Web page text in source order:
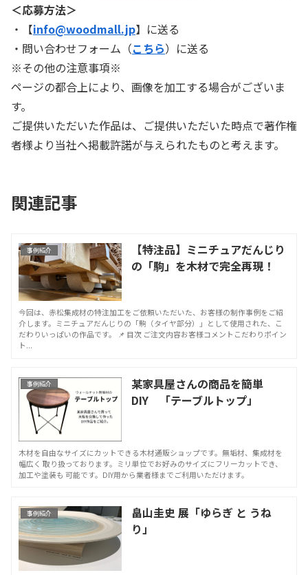
＜応募方法＞
・【info@woodmall.jp】に送る
・問い合わせフォーム（こちら）に送る
※その他の注意事項※
ページの都合上により、画像を加工する場合がございま
す。
ご提供いただいた作品は、ご提供いただいた時点で著作権
者様より当社へ掲載許諾が与えられたものと考えます。
関連記事
事例紹介
【特注品】ミニチュアだんじり
の「駒」を木材で完全再現！
今回は、赤松集成材の特注加工をご依頼いただいた、お客様の制作事例をご紹
介します。ミニチュアだんじりの「駒（タイヤ部分）」として使用された、こ
だわりいっぱいの作品です。 📌 目次 ご注文内容お客様コメントこだわりポイン
ト...
事例紹介
某家具屋さんの商品を簡単
DIY 「テーブルトップ」
木材を自由なサイズにカットできる木材通販ショップです。無垢材、集成材を
幅広く 取り扱っております。ミリ単位でお好みのサイズにフリーカットでき、
加工や塗装も 可能です。DIY用から業者様までご利用いただけます。
事例紹介
畠山圭史 展「ゆらぎ と うね
り」